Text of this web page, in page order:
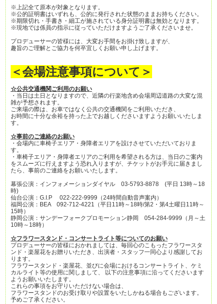
※上記全て原本が対象となります。
※公的証明書はいずれも、公的に発行された状態のままお持ちください。
※期限切れ・手書き・細工が施されている身分証明書は無効となります。
※現地では係員の指示に従っていただけますようご了承くださいませ。
プロデューサーの皆様には、大変お手間をお掛け致しますが、
趣旨のご理解とご協力を何卒宜しくお願い申し上げます。
＜会場注意事項について＞
☆公共交通機関ご利用のお願い
・当日は土日となりますので、近隣の行楽地含め会場周辺道路の大変な混
雑が予想されます。
ご来場の際は、お車ではなく公共の交通機関をご利用いただき、
お時間に十分な余裕を持った上でお越しくださいますようお願いいたしま
す。
☆事前のご連絡のお願い
・会場内に車椅子エリア・身障者エリアを設けさせていただいておりま
す。
・車椅子エリア・身障者エリアのご利用を希望される方は、当日のご案内
をスムーズに行えますよう恐れ入りますが、チケットがお手元に届きまし
たら、事前のご連絡をお願いいたします。
幕張公演：インフォメーションダイヤル 03-5793-8878 (平日 13時～18
時)
仙台公演：G.I.P 022-222-9999（24時間自動音声案内）
福岡公演：BEA 092-712-4221（平日11時～18時/第2・第4土曜日11時～
15時）
静岡公演：サンデーフォークプロモーション静岡 054-284-9999（月～土
10時～18時）
☆フラワースタンド・コンサートライト等についてのお願い
プロデューサーの皆様におかれましては、毎回心のこもったフラワースタ
ンド・楽屋花をお贈りいただき、出演者・スタッフ一同心より感謝してお
ります。
フラワースタンド・楽屋花、並びに会場におけるコンサートライト、ケミ
カルライト等の使用に関しまして、 以下の注意事項に沿ってくださいます
ようお願いいたします。
これらの事項をお守りいただけない場合は、
フラワースタンドのお受け取りや設置をいたしかねる場合もございます。
予めご了承ください。